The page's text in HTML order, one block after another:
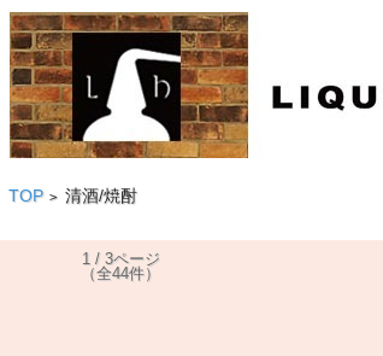
TOP > 清酒/焼酎
1 / 3ページ
（全44件）